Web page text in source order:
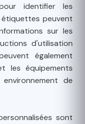
identifier les
peuvent
sur les
d'utilisation
également
les équipements
de
sont